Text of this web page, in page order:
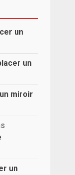
un
un
miroir
un